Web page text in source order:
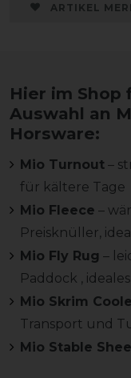
ARTIKEL
Hier im
Auswahl an
Horsware:
Mio Turnout–
für kältere Tage
Mio Fleece –
Preisknüller,
Mio Fly Rug –
Paddock ,
Mio Skrim
Transport und
Mio Stable